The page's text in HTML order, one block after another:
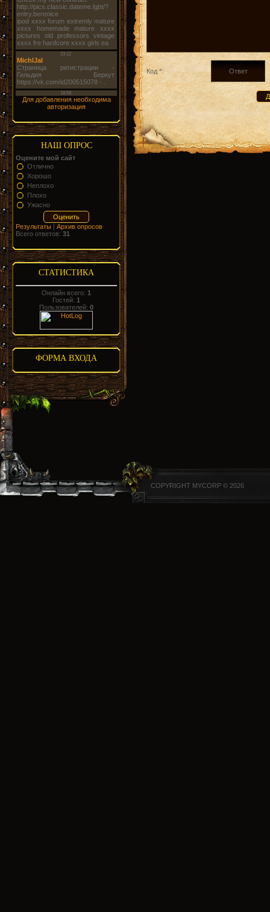
Для добавления необходима
авторизация
НАШ ОПРОС
Оцените мой сайт
Отлично
Хорошо
Неплохо
Плохо
Ужасно
Результаты | Архив опросов
Всего ответов: 31
СТАТИСТИКА
Онлайн всего: 1
Гостей: 1
Пользователей: 0
ФОРМА ВХОДА
Код *:
COPYRIGHT MYCORP © 2026